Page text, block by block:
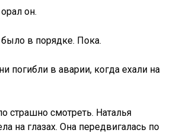
он.
в порядке. Пока.
погибли в аварии, когда ехали на
страшно смотреть. Наталья
на глазах. Она передвигалась по